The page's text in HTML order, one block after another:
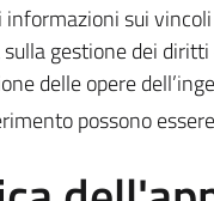
sui
gestione dei
delle opere
possono